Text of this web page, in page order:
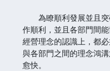
為瞭順利發展並且突
作順利，並且各部門間
經營理念的認識上，都
與各部門之間的理念鴻
愈快。